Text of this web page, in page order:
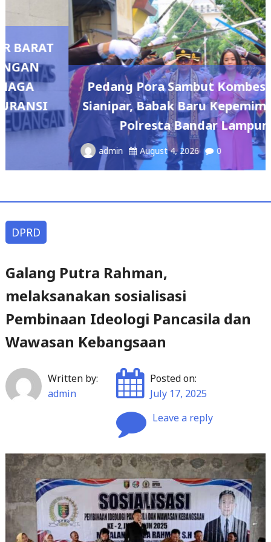
Pedang Pora Sambut Kombes Herbin
Sianipar, Babak Baru Kepemimpinan di
Polresta Bandar Lampung
August 4, 2026 0
DPRD
Galang Putra Rahman,
melaksanakan sosialisasi
Pembinaan Ideologi Pancasila dan
Wawasan Kebangsaan
Written by:
admin
Posted on:
July 17, 2025
Leave a reply